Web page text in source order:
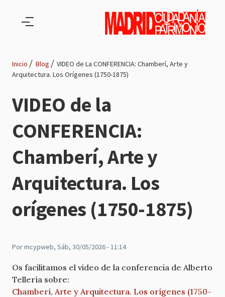
de
navegación
Inicio Blog
VIDEO de La CONFERENCIA: Chamberí, Arte y
Arquitectura. Los Orígenes (1750-1875)
VIDEO de la
CONFERENCIA:
Chamberí, Arte y
Arquitectura. Los
orígenes (1750-1875)
Pormcypweb, Sáb, 30/05/2026 - 11:14
Os facilitamos el video de la conferencia de Alberto
Tellería sobre:
Chamberí, Arte y Arquitectura. Los orígenes (1750-